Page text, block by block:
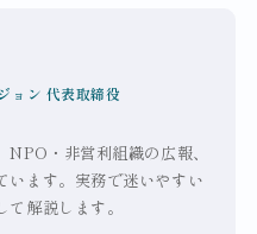
ョン 代表取締役
・非営利組織の広報、
います。実務で迷いやすい
解説します。